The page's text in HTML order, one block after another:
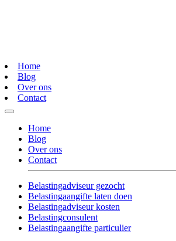
Home
Blog
Over ons
Contact
Home
Blog
Over ons
Contact
Belastingadviseur gezocht
Belastingaangifte laten doen
Belastingadviseur kosten
Belastingconsulent
Belastingaangifte particulier